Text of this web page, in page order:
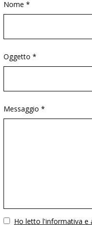
Nome *
Oggetto *
Messaggio *
VuotoHo letto l'informativa e